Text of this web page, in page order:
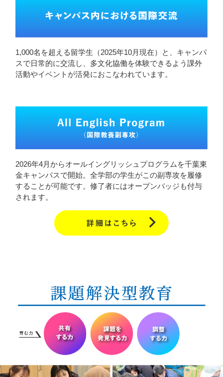
1,000名を超える留学生（2025年10月現在）と、キャンパ
スで日常的に交流し、多文化協働を体験できるよう課外
活動やイベントが活発におこなわれています。
2026年4月からオールイングリッシュプログラムを千葉東
金キャンパスで開始。全学部の学生がこの副専攻を履修
することが可能です。修了者にはオープンバッジも付与
されます。